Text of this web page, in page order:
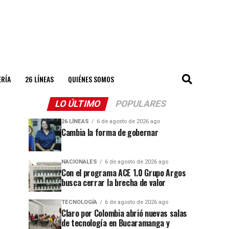
26 LÍNEAS QUIÉNES SOMOS
LO ÚLTIMO POPULARES
26 LÍNEAS 6 de agosto de 2026 ago
Cambia la forma de gobernar
NACIONALES 6 de agosto de 2026 ago
Con el programa ACE 1.0 Grupo Argos
busca cerrar la brecha de valor
TECNOLOGÍA 6 de agosto de 2026 ago
Claro por Colombia abrió nuevas salas
de tecnología en Bucaramanga y